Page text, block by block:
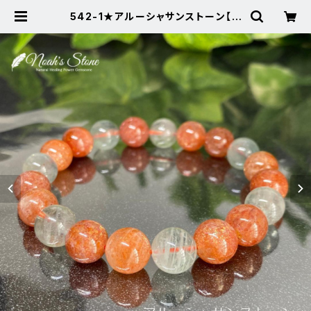
542-1★アルーシャサンストーン【フ
新品 | Noah's Stone ～パワース
トーン・天然石SHOP～